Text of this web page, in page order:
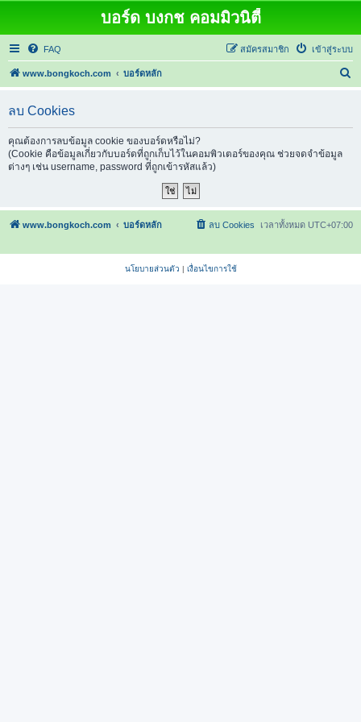
บอร์ด บงกช คอมมิวนิตี้
FAQ เข้าสู่ระบบ
สมัครสมาชิก
www.bongkoch.com บอร์ดหลัก
า
ลบ Cookies
คุณต้องการลบข้อมูล cookie ของบอร์ดหรือไม่?
(Cookie คือข้อมูลเกี่ยวกับบอร์ดที่ถูกเก็บไว้ในคอมพิวเตอร์ของคุณ ช่วยจดจำข้อมูล
ต่างๆ เช่น username, password ที่ถูกเข้ารหัสแล้ว)
www.bongkoch.com บอร์ดหลัก เวลาทั้งหมด UTC+07:00
ลบ Cookies
นโยบายส่วนตัว | เงื่อนไขการใช้